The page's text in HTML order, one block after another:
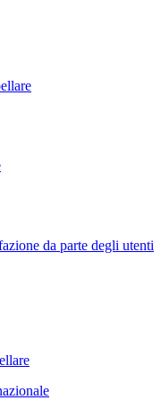
da parte degli utenti